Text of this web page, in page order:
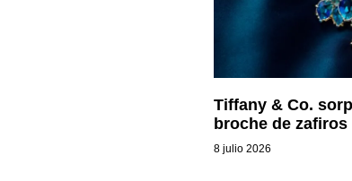
Tiffany & Co.
broche de zafiros
8 julio 2026